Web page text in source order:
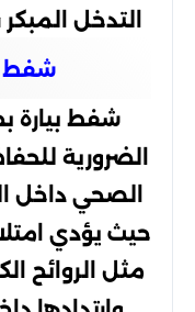
التدخل
شفط
شفط بيارة
الضرورية
الصحي داخل
حيث يؤدي
مثل الروائح